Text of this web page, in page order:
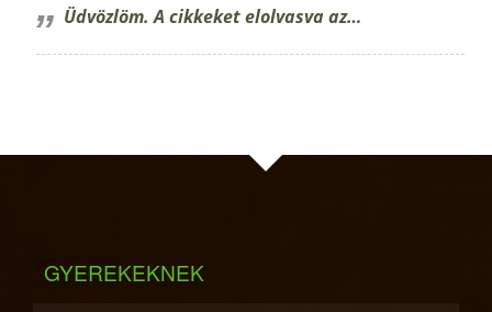
Üdvözlöm. A cikkeket elolvasva az…
GYEREKEKNEK